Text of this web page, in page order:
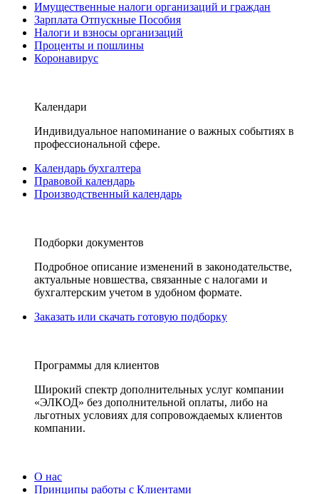
Имущественные налоги организаций и граждан
Зарплата Отпускные Пособия
Налоги и взносы организаций
Проценты и пошлины
Коронавирус
Календари
Индивидуальное напоминание о важных событиях в
профессиональной сфере.
Календарь бухгалтера
Правовой календарь
Производственный календарь
Подборки документов
Подробное описание изменений в законодательстве,
актуальные новшества, связанные с налогами и
бухгалтерским учетом в удобном формате.
Заказать или скачать готовую подборку
Программы для клиентов
Широкий спектр дополнительных услуг компании
«ЭЛКОД» без дополнительной оплаты, либо на
льготных условиях для сопровождаемых клиентов
компании.
О нас
Принципы работы с Клиентами